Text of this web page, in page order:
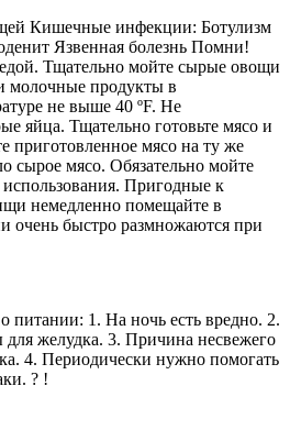
Кишечные инфекции: Ботулизм
Язвенная болезнь Помни!
Тщательно мойте сырые овощи
молочные продукты в
не выше 40 ºF. Не
яйца. Тщательно готовьте мясо и
приготовленное мясо на ту же
сырое мясо. Обязательно мойте
Пригодные к
немедленно помещайте в
очень быстро размножаются при
питании: 1. На ночь есть вредно. 2.
желудка. 3. Причина несвежего
4. Периодически нужно помогать
? !